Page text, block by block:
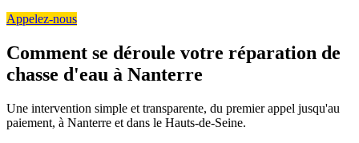
Appelez-nous
Comment se déroule votre réparation de
chasse d'eau à Nanterre
Une intervention simple et transparente, du premier appel jusqu'au
paiement, à Nanterre et dans le Hauts-de-Seine.